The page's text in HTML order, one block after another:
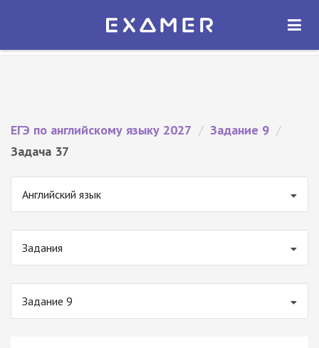
Экзамер — ЕГЭ 2027
ОТКРЫТЬ
ЕГЭ по английскому языку 2027 / Задание 9 /
Задача 37
Английский язык
Задания
Задание 9